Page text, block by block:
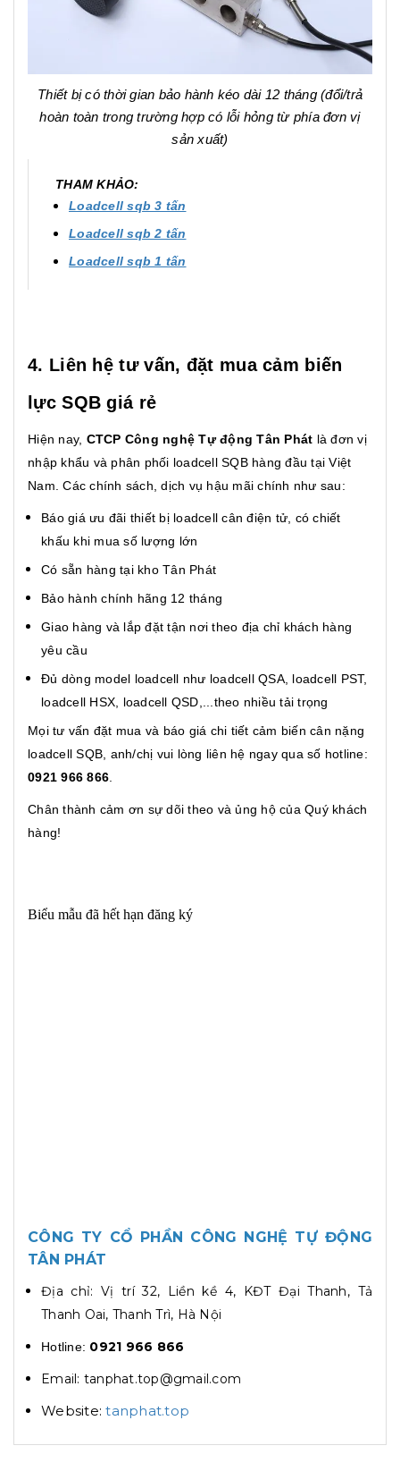
Thiết bị có thời gian bảo hành kéo dài 12 tháng (đổi/trả
hoàn toàn trong trường hợp có lỗi hỏng từ phía đơn vị
sản xuất)
THAM KHẢO:
Loadcell sqb 3 tấn
Loadcell sqb 2 tấn
Loadcell sqb 1 tấn
4. Liên hệ tư vấn, đặt mua cảm biến
lực SQB giá rẻ
Hiện nay, CTCP Công nghệ Tự động Tân Phát là đơn vị
nhập khẩu và phân phối loadcell SQB hàng đầu tại Việt
Nam. Các chính sách, dịch vụ hậu mãi chính như sau:
Báo giá ưu đãi thiết bị loadcell cân điện tử, có chiết
khấu khi mua số lượng lớn
Có sẵn hàng tại kho Tân Phát
Bảo hành chính hãng 12 tháng
Giao hàng và lắp đặt tận nơi theo địa chỉ khách hàng
yêu cầu
Đủ dòng model loadcell như loadcell QSA, loadcell PST,
loadcell HSX, loadcell QSD,...theo nhiều tải trọng
Mọi tư vấn đặt mua và báo giá chi tiết cảm biến cân nặng
loadcell SQB, anh/chị vui lòng liên hệ ngay qua số hotline:
0921 966 866.
Chân thành cảm ơn sự dõi theo và ủng hộ của Quý khách
hàng!
CÔNG TY CỔ PHẦN CÔNG NGHỆ TỰ ĐỘNG
TÂN PHÁT
Địa chỉ: Vị trí 32, Liền kề 4, KĐT Đại Thanh, Tả
Thanh Oai, Thanh Trì, Hà Nội
Hotline: 0921 966 866
Email: tanphat.top@gmail.com
Website:tanphat.top